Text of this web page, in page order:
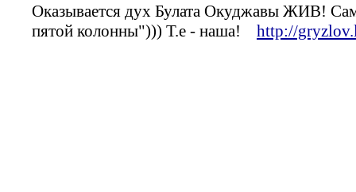
Оказывается дух Булата Окуджавы ЖИВ!
пятой колонны"))) Т.е - наша! http://